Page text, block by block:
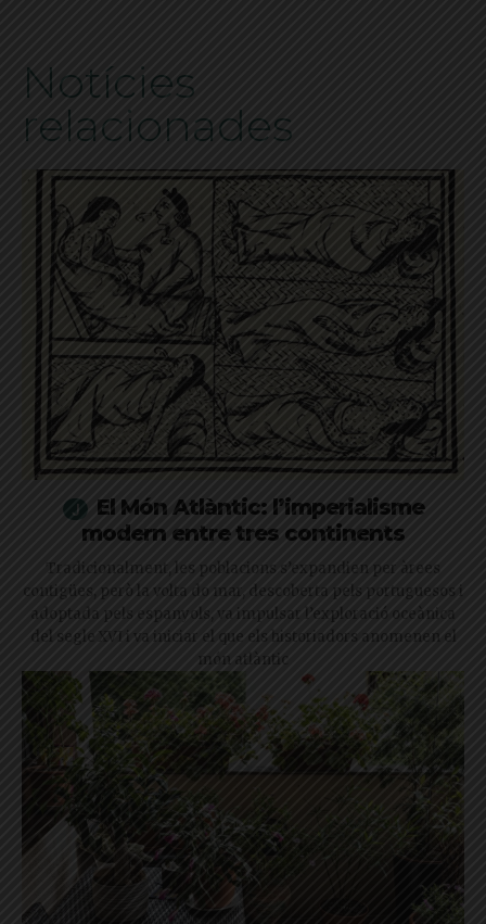
Notícies
relacionades
El Món Atlàntic: l’imperialisme
modern entre tres continents
Tradicionalment, les poblacions s’expandien per àrees
contigües, però la volta do mar, descoberta pels portuguesos i
adoptada pels espanyols, va impulsar l’exploració oceànica
del segle XVI i va iniciar el que els historiadors anomenen el
món atlàntic